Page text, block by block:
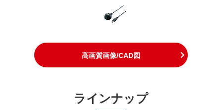
高画質画像/CAD図
ラインナップ